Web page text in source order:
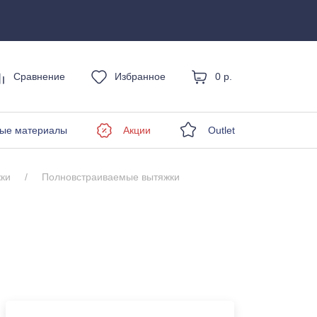
Сравнение Избранное 0 р.
материалы Акции Outlet
Полновстраиваемые вытяжки